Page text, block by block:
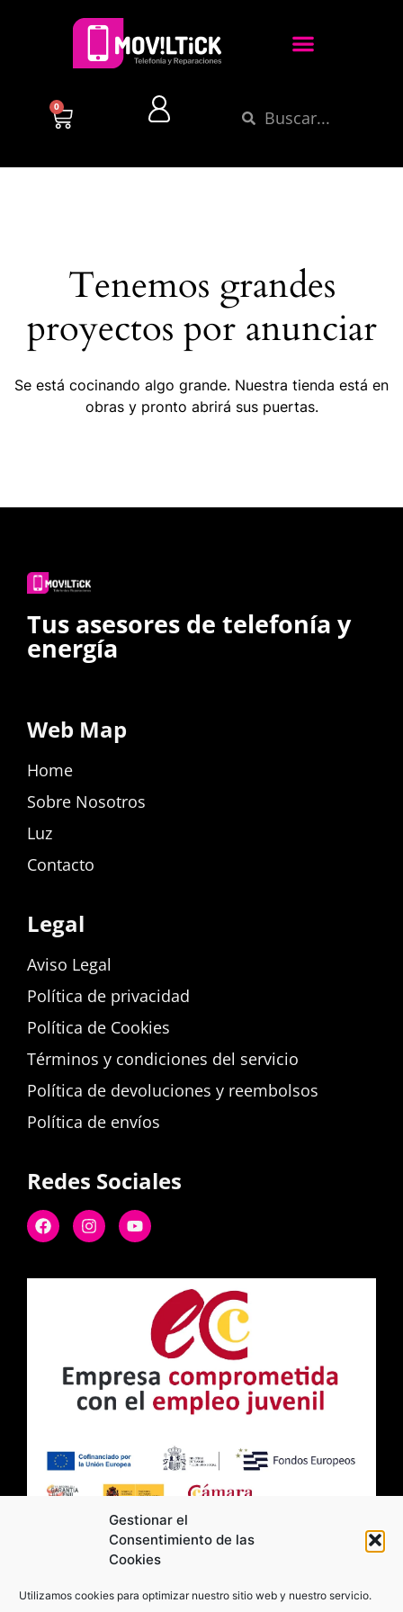
Gestionar el
Consentimiento de las
Cookies
Utilizamos cookies para optimizar nuestro sitio web y nuestro servicio.
0
Tenemos grandes
proyectos por anunciar
Se está cocinando algo grande. Nuestra tienda está en
obras y pronto abrirá sus puertas.
Tus asesores de telefonía y
energía
Web Map
Home
Sobre Nosotros
Luz
Contacto
Legal
Aviso Legal
Política de privacidad
Política de Cookies
Términos y condiciones del servicio
Política de devoluciones y reembolsos
Política de envíos
Redes Sociales
2026 Moviltick technologies. Todos los